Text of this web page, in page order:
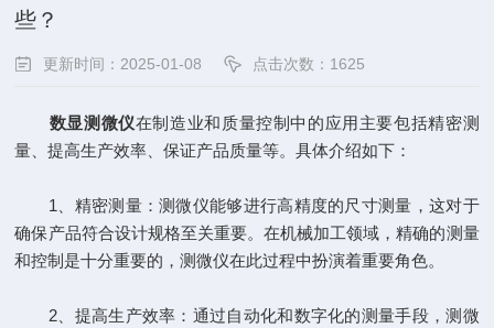
些？
更新时间：2025-01-08 点击次数：1625
数显测微仪在制造业和质量控制中的应用主要包括精密测
量、提高生产效率、保证产品质量等。具体介绍如下：
1、精密测量：测微仪能够进行高精度的尺寸测量，这对于
确保产品符合设计规格至关重要。在机械加工领域，精确的测量
和控制是十分重要的，测微仪在此过程中扮演着重要角色。
2、提高生产效率：通过自动化和数字化的测量手段，测微